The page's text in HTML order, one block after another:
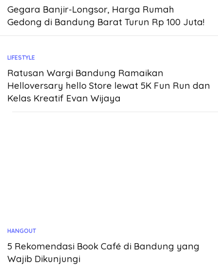
Gegara Banjir-Longsor, Harga Rumah
Gedong di Bandung Barat Turun Rp 100 Juta!
LIFESTYLE
Ratusan Wargi Bandung Ramaikan
Helloversary hello Store lewat 5K Fun Run dan
Kelas Kreatif Evan Wijaya
HANGOUT
5 Rekomendasi Book Café di Bandung yang
Wajib Dikunjungi